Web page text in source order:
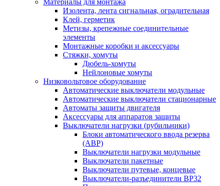
Материалы для монтажа
Изолента, лента сигнальная, оградительная
Клей, герметик
Метизы, крепежные соединительные
элементы
Монтажные коробки и аксессуары
Стяжки, хомуты
Дюбель-хомуты
Нейлоновые хомуты
Низковольтовое оборудование
Автоматические выключатели модульные
Автоматические выключатели стационарные
Автоматы защиты двигателя
Аксессуары для аппаратов защиты
Выключатели нагрузки (рубильники)
Блоки автоматического ввода резерва
(АВР)
Выключатели нагрузки модульные
Выключатели пакетные
Выключатели путевые, концевые
Выключатели-разъединители ВР32